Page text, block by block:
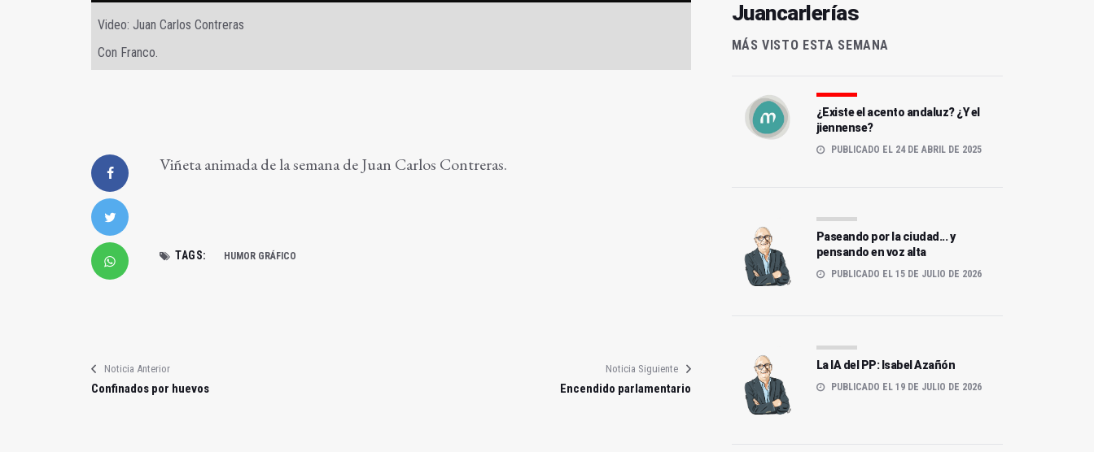
Video: Juan Carlos Contreras
Con Franco.
Viñeta animada de la semana de Juan Carlos Contreras.
TAGS: HUMOR GRÁFICO
Noticia Anterior
Confinados por huevos
Noticia Siguiente
Encendido parlamentario
Juancarlerías
MÁS VISTO ESTA SEMANA
¿Existe el acento andaluz? ¿Y el
jiennense?
PUBLICADO EL 24 DE ABRIL DE 2025
Paseando por la ciudad... y
pensando en voz alta
PUBLICADO EL 15 DE JULIO DE 2026
La IA del PP: Isabel Azañón
PUBLICADO EL 19 DE JULIO DE 2026